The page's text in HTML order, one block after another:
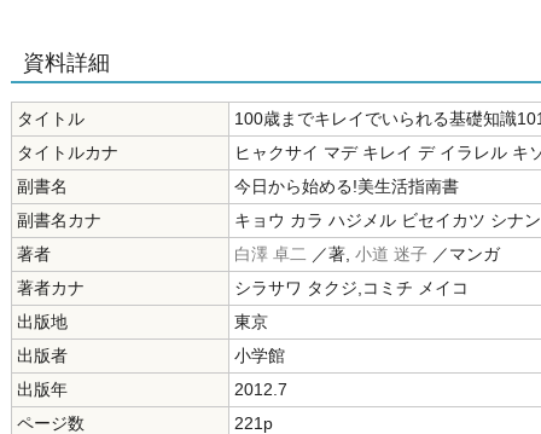
資料詳細
タイトル
100歳までキレイでいられる基礎知識
タイトルカナ
ヒャクサイ マデ キレイ デ イラレル キ
副書名
今日から始める!美生活指南書
副書名カナ
キョウ カラ ハジメル ビセイカツ シナ
著者
白澤 卓二 ／著, 小道 迷子 ／マンガ
著者カナ
シラサワ タクジ,コミチ メイコ
出版地
東京
出版者
小学館
出版年
2012.7
ページ数
221p